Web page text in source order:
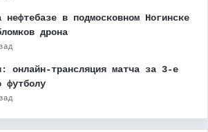
нефтебазе в подмосковном Ногинске
дрона
онлайн-трансляция матча за 3-е
футболу